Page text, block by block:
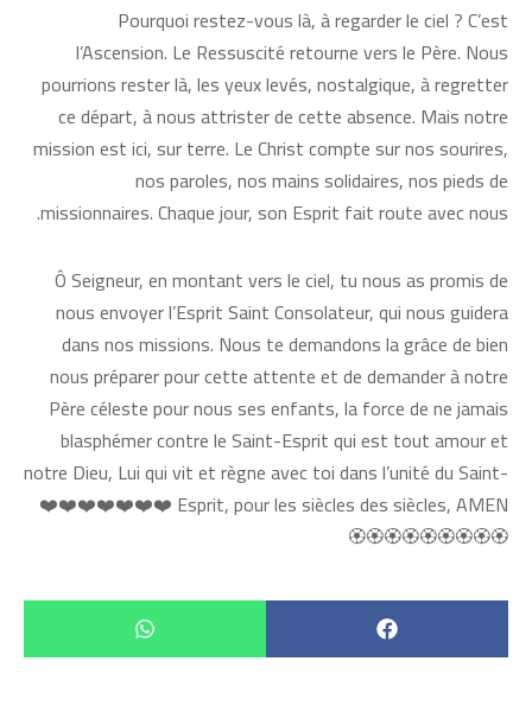
Pourquoi restez-vous là, à regarder le ciel ? C’est
l’Ascension. Le Ressuscité retourne vers le Père. Nous
pourrions rester là, les yeux levés, nostalgique, à regretter
ce départ, à nous attrister de cette absence. Mais notre
mission est ici, sur terre. Le Christ compte sur nos sourires,
nos paroles, nos mains solidaires, nos pieds de
missionnaires. Chaque jour, son Esprit fait route avec nous.
Ô Seigneur, en montant vers le ciel, tu nous as promis de
nous envoyer l’Esprit Saint Consolateur, qui nous guidera
dans nos missions. Nous te demandons la grâce de bien
nous préparer pour cette attente et de demander à notre
Père céleste pour nous ses enfants, la force de ne jamais
blasphémer contre le Saint-Esprit qui est tout amour et
notre Dieu, Lui qui vit et règne avec toi dans l’unité du Saint-
Esprit, pour les siècles des siècles, AMEN ❤️❤️❤️❤️❤️❤️❤️
🏵🏵🏵🏵🏵🏵🏵🏵🏵